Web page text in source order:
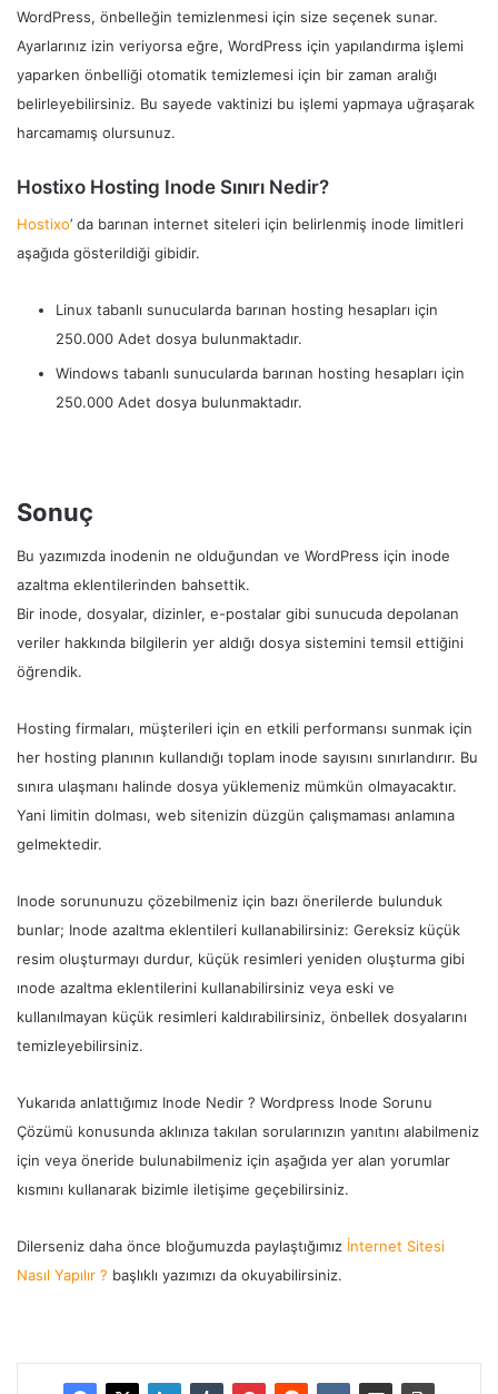
WordPress, önbelleğin temizlenmesi için size seçenek sunar.
Ayarlarınız izin veriyorsa eğre, WordPress için yapılandırma işlemi
yaparken önbelliği otomatik temizlemesi için bir zaman aralığı
belirleyebilirsiniz. Bu sayede vaktinizi bu işlemi yapmaya uğraşarak
harcamamış olursunuz.
Hostixo Hosting Inode Sınırı Nedir?
Hostixo’ da barınan internet siteleri için belirlenmiş inode limitleri
aşağıda gösterildiği gibidir.
Linux tabanlı sunucularda barınan hosting hesapları için
250.000 Adet dosya bulunmaktadır.
Windows tabanlı sunucularda barınan hosting hesapları için
250.000 Adet dosya bulunmaktadır.
Sonuç
Bu yazımızda inodenin ne olduğundan ve WordPress için inode
azaltma eklentilerinden bahsettik.
Bir inode, dosyalar, dizinler, e-postalar gibi sunucuda depolanan
veriler hakkında bilgilerin yer aldığı dosya sistemini temsil ettiğini
öğrendik.
Hosting firmaları, müşterileri için en etkili performansı sunmak için
her hosting planının kullandığı toplam inode sayısını sınırlandırır. Bu
sınıra ulaşmanı halinde dosya yüklemeniz mümkün olmayacaktır.
Yani limitin dolması, web sitenizin düzgün çalışmaması anlamına
gelmektedir.
Inode sorununuzu çözebilmeniz için bazı önerilerde bulunduk
bunlar; Inode azaltma eklentileri kullanabilirsiniz: Gereksiz küçük
resim oluşturmayı durdur, küçük resimleri yeniden oluşturma gibi
ınode azaltma eklentilerini kullanabilirsiniz veya eski ve
kullanılmayan küçük resimleri kaldırabilirsiniz, önbellek dosyalarını
temizleyebilirsiniz.
Yukarıda anlattığımız Inode Nedir ? Wordpress Inode Sorunu
Çözümü konusunda aklınıza takılan sorularınızın yanıtını alabilmeniz
için veya öneride bulunabilmeniz için aşağıda yer alan yorumlar
kısmını kullanarak bizimle iletişime geçebilirsiniz.
Dilerseniz daha önce bloğumuzda paylaştığımız İnternet Sitesi
Nasıl Yapılır ? başlıklı yazımızı da okuyabilirsiniz.